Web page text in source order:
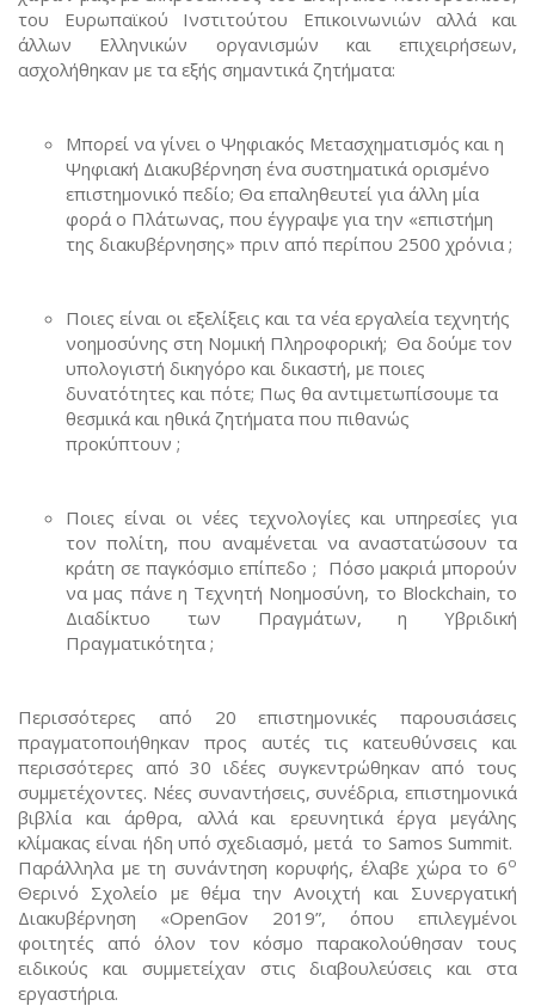
του Ευρωπαϊκού Ινστιτούτου Επικοινωνιών αλλά και
άλλων Ελληνικών οργανισμών και επιχειρήσεων,
ασχολήθηκαν με τα εξής σημαντικά ζητήματα:
Μπορεί να γίνει ο Ψηφιακός Μετασχηματισμός και η
Ψηφιακή Διακυβέρνηση ένα συστηματικά ορισμένο
επιστημονικό πεδίο; Θα επαληθευτεί για άλλη μία
φορά ο Πλάτωνας, που έγγραψε για την «επιστήμη
της διακυβέρνησης» πριν από περίπου 2500 χρόνια ;
Ποιες είναι οι εξελίξεις και τα νέα εργαλεία τεχνητής
νοημοσύνης στη Νομική Πληροφορική; Θα δούμε τον
υπολογιστή δικηγόρο και δικαστή, με ποιες
δυνατότητες και πότε; Πως θα αντιμετωπίσουμε τα
θεσμικά και ηθικά ζητήματα που πιθανώς
προκύπτουν ;
Ποιες είναι οι νέες τεχνολογίες και υπηρεσίες για
τον πολίτη, που αναμένεται να αναστατώσουν τα
κράτη σε παγκόσμιο επίπεδο ; Πόσο μακριά μπορούν
να μας πάνε η Τεχνητή Νοημοσύνη, το Blockchain, το
Διαδίκτυο των Πραγμάτων, η Υβριδική
Πραγματικότητα ;
Περισσότερες από 20 επιστημονικές παρουσιάσεις
πραγματοποιήθηκαν προς αυτές τις κατευθύνσεις και
περισσότερες από 30 ιδέες συγκεντρώθηκαν από τους
συμμετέχοντες. Νέες συναντήσεις, συνέδρια, επιστημονικά
βιβλία και άρθρα, αλλά και ερευνητικά έργα μεγάλης
κλίμακας είναι ήδη υπό σχεδιασμό, μετά το Samos Summit.
Παράλληλα με τη συνάντηση κορυφής, έλαβε χώρα το 6ο
Θερινό Σχολείο με θέμα την Ανοιχτή και Συνεργατική
Διακυβέρνηση «OpenGov 2019”, όπου επιλεγμένοι
φοιτητές από όλον τον κόσμο παρακολούθησαν τους
ειδικούς και συμμετείχαν στις διαβουλεύσεις και στα
εργαστήρια.